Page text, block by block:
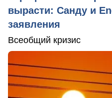
вырасти: Санду и
заявления
Всеобщий кризис